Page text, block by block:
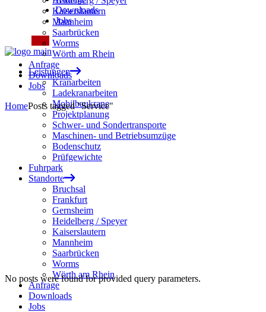
Downloads
Jobs
Leistungen
Kranarbeiten
Ladekranarbeiten
Mobilbaukrane
Projektplanung
Schwer- und Sondertransporte
Maschinen- und Betriebsumzüge
Bodenschutz
Prüfgewichte
Fuhrpark
Standorte
Bruchsal
Frankfurt
Gernsheim
Heidelberg / Speyer
Kaiserslautern
Mannheim
Saarbrücken
Worms
Wörth am Rhein
Anfrage
Downloads
Jobs
Kaiserslautern
Mannheim
Saarbrücken
Worms
Wörth am Rhein
Anfrage
Downloads
Jobs
HomePosts tagged "Service"
No posts were found for provided query parameters.